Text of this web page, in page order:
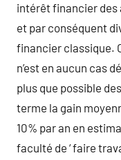
intérêt financier des
et par conséquent
financier classique.
n’est en aucun cas
plus que possible
terme la gain
10% par an en
faculté de ‘ faire